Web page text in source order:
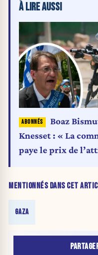
MENTIONNÉS DANS CET
GAZA
À LIRE AUSSI
Boaz
Knesset : « La
paye le prix de
d’Israël »